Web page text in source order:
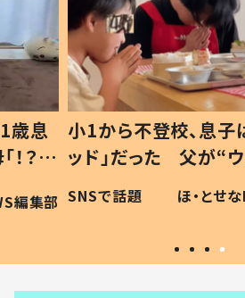
歳息
？」
編集部
小1から不登校、息子
ッド」だった 父が“
作り続ける理由とは
#令和の子
SNSで話題 ほ・とせ